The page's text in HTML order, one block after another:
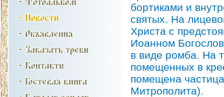
бортиками и
святых. На
Христа с
Иоанном
в виде ромба. На
помещенных в
помещена
Митрополита).